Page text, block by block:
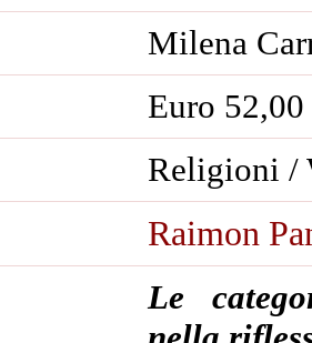
Milena
Euro 52,00
Religioni /
Raimon
Le